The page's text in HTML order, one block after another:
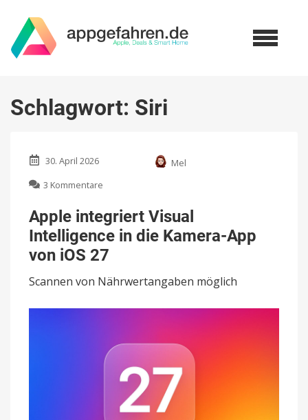
Schlagwort: Siri
30. April 2026
Mel
3 Kommentare
integriert
Visual
Intelligence
in
die
Kamera-
App
Apple integriert Visual
Intelligence in die Kamera-App
von iOS 27
Scannen von Nährwertangaben möglich